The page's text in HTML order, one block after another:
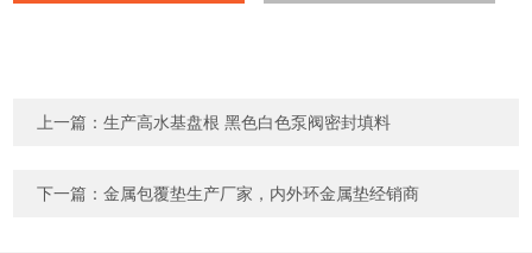
上一篇：生产高水基盘根 黑色白色泵阀密封填料
下一篇：金属包覆垫生产厂家，内外环金属垫经销商